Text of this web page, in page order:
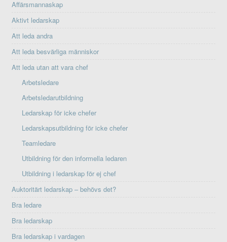
Affärsmannaskap
Aktivt ledarskap
Att leda andra
Att leda besvärliga människor
Att leda utan att vara chef
Arbetsledare
Arbetsledarutbildning
Ledarskap för icke chefer
Ledarskapsutbildning för icke chefer
Teamledare
Utbildning för den informella ledaren
Utbildning i ledarskap för ej chef
Auktoritärt ledarskap – behövs det?
Bra ledare
Bra ledarskap
Bra ledarskap i vardagen